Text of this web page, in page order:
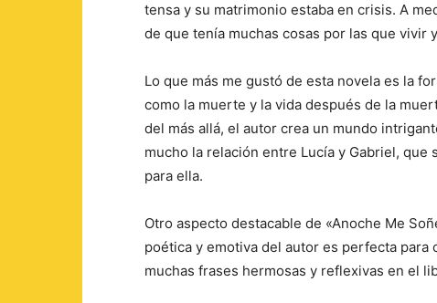
tensa y su matrimonio estaba en crisis. A
de que tenía muchas cosas por las que
Lo que más me gustó de esta novela es la
como la muerte y la vida después de la
del más allá, el autor crea un mundo
mucho la relación entre Lucía y Gabriel,
para ella.
Otro aspecto destacable de «Anoche Me
poética y emotiva del autor es perfecta
muchas frases hermosas y reflexivas en el